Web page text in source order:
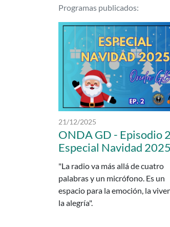
Podcasts
Programas publicados:
Fecha de publicación:
21/12/2025
ONDA GD - Episodio
Especial Navidad 2025
"La radio va más allá de cuatro
palabras y un micrófono. Es un
espacio para la emoción, la
la alegría".